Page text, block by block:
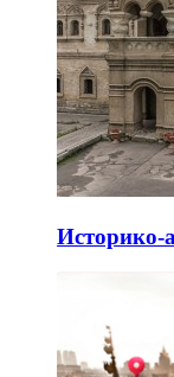
Историко-